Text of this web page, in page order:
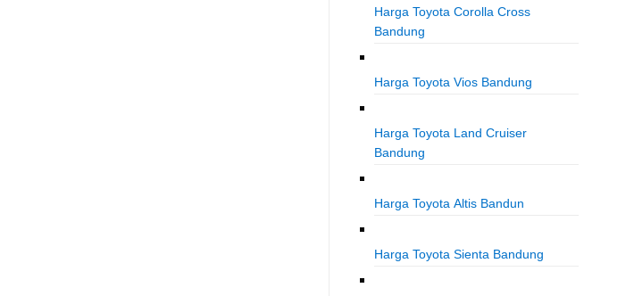
Harga Toyota Corolla Cross
Bandung
Harga Toyota Vios Bandung
Harga Toyota Land Cruiser
Bandung
Harga Toyota Altis Bandun
Harga Toyota Sienta Bandung